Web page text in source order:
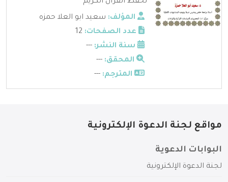
المؤلف: سعيد ابو العلا حمزه
عدد الصفحات:
سنة النشر: ---
المحقق: ---
المترجم: ---
مواقع لجنة الدعوة الإلكترونية
البوابات الدعوية
لجنة الدعوة الإلكترونية